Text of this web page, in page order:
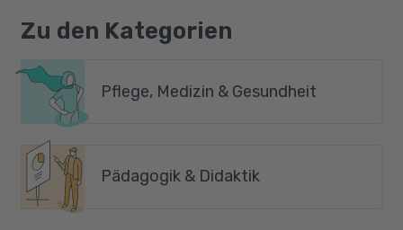
Zu den Kategorien
Pflege, Medizin & Gesundheit
Pädagogik & Didaktik